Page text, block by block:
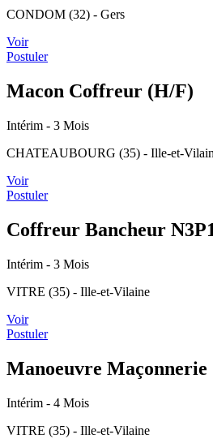
CONDOM (32) - Gers
Voir
Postuler
Macon Coffreur (H/F)
Intérim - 3 Mois
CHATEAUBOURG (35) - Ille-et-
Voir
Postuler
Coffreur Bancheur
Intérim - 3 Mois
VITRE (35) - Ille-et-Vilaine
Voir
Postuler
Manoeuvre
Intérim - 4 Mois
VITRE (35) - Ille-et-Vilaine